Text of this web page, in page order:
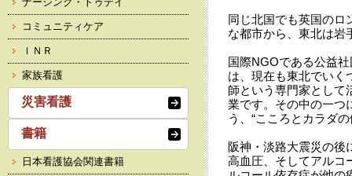
同じ北国でも英国のロ
な都市から、東北は岩
国際NGOである公益
は、現在も東北でいく
師という専門家として
業です。その中の一つ
う、“こころとカラダ
阪神・淡路大震災の後
高血圧、そしてアルコ
コミュニティケア
ＩＮＲ
家族看護
災害看護
書籍
日本看護協会関連書籍